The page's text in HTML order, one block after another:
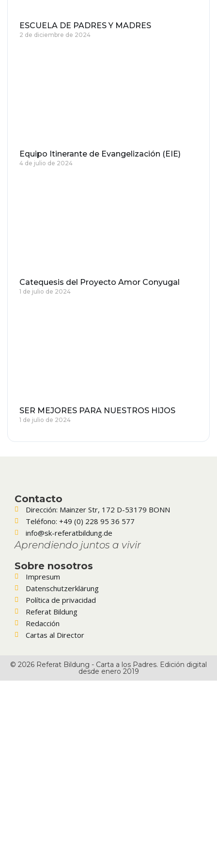
ESCUELA DE PADRES Y MADRES
2 de diciembre de 2024
Equipo Itinerante de Evangelización (EIE)
4 de julio de 2024
Catequesis del Proyecto Amor Conyugal
1 de julio de 2024
SER MEJORES PARA NUESTROS HIJOS
1 de julio de 2024
Contacto
Dirección: Mainzer Str, 172 D-53179 BONN
Teléfono: +49 (0) 228 95 36 577
info@sk-referatbildung.de
Aprendiendo juntos a vivir
Sobre nosotros
Impresum
Datenschutzerklärung
Política de privacidad
Referat Bildung
Redacción
Cartas al Director
© 2026 Referat Bildung - Carta a los Padres. Edición digital
desde enero 2019